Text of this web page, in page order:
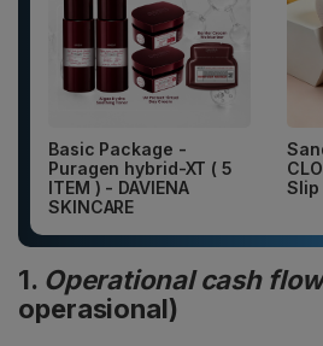
Basic Package -
Puragen hybrid-XT ( 5
ITEM ) - DAVIENA
SKINCARE
Slip
1. Operational cash flow
operasional)